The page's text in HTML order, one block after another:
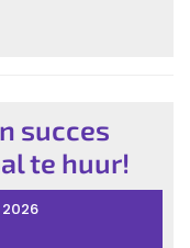
succes
te huur!